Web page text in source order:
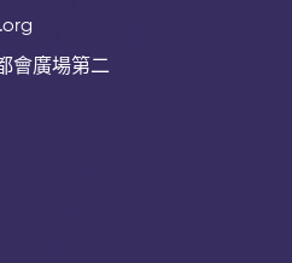
會廣場第二